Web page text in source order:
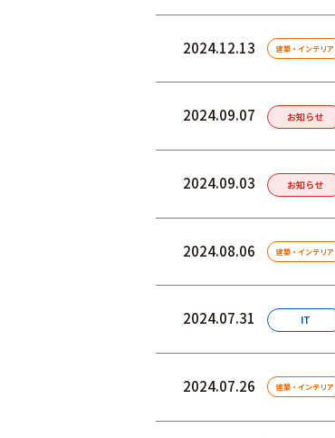
2024.12.13 建築・インテリア
2024.09.07 お知らせ
2024.09.03 お知らせ
2024.08.06 建築・インテリア
2024.07.31 IT
2024.07.26 建築・インテリア